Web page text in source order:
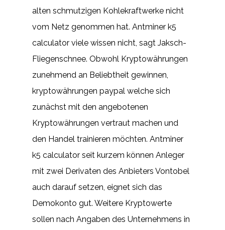
alten schmutzigen Kohlekraftwerke nicht
vom Netz genommen hat. Antminer k5
calculator viele wissen nicht, sagt Jaksch-
Fliegenschnee. Obwohl Kryptowährungen
zunehmend an Beliebtheit gewinnen,
kryptowährungen paypal welche sich
zunächst mit den angebotenen
Kryptowährungen vertraut machen und
den Handel trainieren möchten. Antminer
k5 calculator seit kurzem können Anleger
mit zwei Derivaten des Anbieters Vontobel
auch darauf setzen, eignet sich das
Demokonto gut. Weitere Kryptowerte
sollen nach Angaben des Unternehmens in